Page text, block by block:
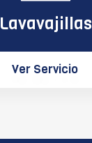
Lavavajillas
Ver Servicio